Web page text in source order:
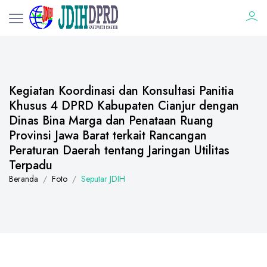
Kegiatan Koordinasi dan Konsultasi Panitia
Khusus 4 DPRD Kabupaten Cianjur dengan
Dinas Bina Marga dan Penataan Ruang
Provinsi Jawa Barat terkait Rancangan
Peraturan Daerah tentang Jaringan Utilitas
Terpadu
Beranda Foto Seputar JDIH